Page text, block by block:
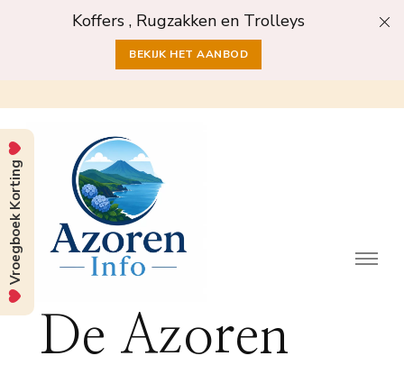
Koffers , Rugzakken en Trolleys
BEKIJK HET AANBOD
De Azoren
Vroegboek Korting